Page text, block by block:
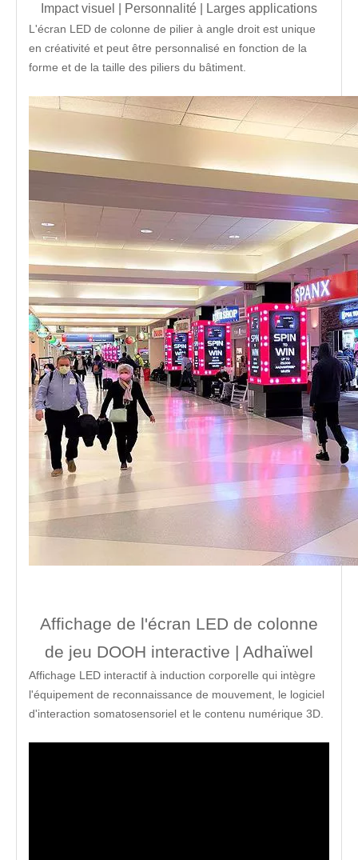
Impact visuel | Personnalité | Larges applications
L'écran LED de colonne de pilier à angle droit est unique
en créativité et peut être personnalisé en fonction de la
forme et de la taille des piliers du bâtiment.
Affichage de l'écran LED de colonne
de jeu DOOH interactive | Adhaïwel
Affichage LED interactif à induction corporelle qui intègre
l'équipement de reconnaissance de mouvement, le logiciel
d'interaction somatosensoriel et le contenu numérique 3D.